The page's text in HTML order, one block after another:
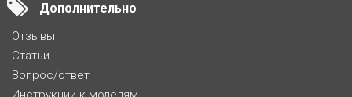
Дополнительно
Отзывы
Статьи
Вопрос/ответ